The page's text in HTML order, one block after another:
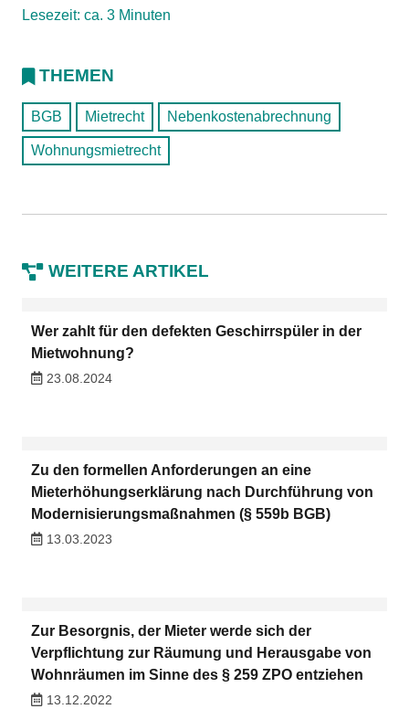
Lesezeit: ca. 3 Minuten
THEMEN
BGB Mietrecht Nebenkostenabrechnung
Wohnungsmietrecht
WEITERE ARTIKEL
Wer zahlt für den defekten Geschirrspüler in der
Mietwohnung?
23.08.2024
Zu den formellen Anforderungen an eine
Mieterhöhungserklärung nach Durchführung von
Modernisierungsmaßnahmen (§ 559b BGB)
13.03.2023
Zur Besorgnis, der Mieter werde sich der
Verpflichtung zur Räumung und Herausgabe von
Wohnräumen im Sinne des § 259 ZPO entziehen
13.12.2022